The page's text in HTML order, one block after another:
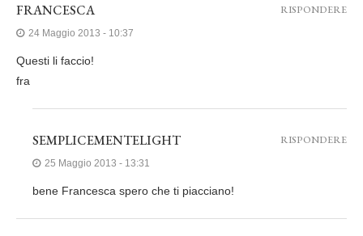
FRANCESCA
24 Maggio 2013 - 10:37
Questi li faccio!
fra
RISPONDERE
SEMPLICEMENTELIGHT
25 Maggio 2013 - 13:31
bene Francesca spero che ti piacciano!
RISPONDERE